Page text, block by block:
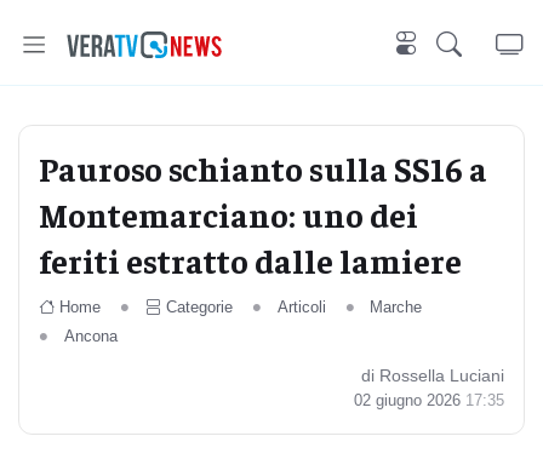
Pauroso schianto sulla SS16 a
Montemarciano: uno dei
feriti estratto dalle lamiere
Home Categorie Articoli
Marche
Ancona
di Rossella Luciani
02 giugno 2026 17:35